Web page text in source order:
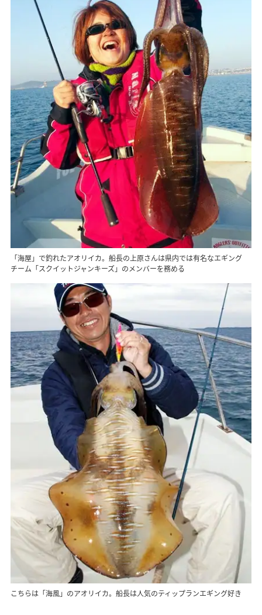
「海屋」で釣れたアオリイカ。船長の上原さんは県内では有名なエギング
チーム「スクイットジャンキーズ」のメンバーを務める
こちらは「海風」のアオリイカ。船長は人気のティップランエギング好き